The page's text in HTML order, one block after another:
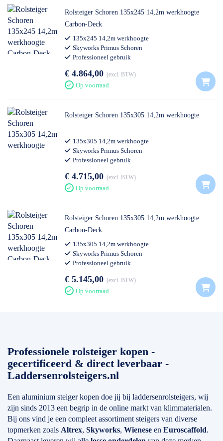
Rolsteiger Schoren 135x245 14,2m werkhoogte
Carbon-Deck
135x245 14,2m werkhoogte
Skyworks Primus Schoren
Professioneel gebruik
€ 4.864,00 excl. BTW
Op voorraad
Rolsteiger Schoren 135x305 14,2m werkhoogte
135x305 14,2m werkhoogte
Skyworks Primus Schoren
Professioneel gebruik
€ 4.715,00 excl. BTW
Op voorraad
Rolsteiger Schoren 135x305 14,2m werkhoogte
Carbon-Deck
135x305 14,2m werkhoogte
Skyworks Primus Schoren
Professioneel gebruik
€ 5.145,00 excl. BTW
Op voorraad
Professionele rolsteiger kopen -
gecertificeerd & direct leverbaar -
Laddersenrolsteigers.nl
Een aluminium steiger kopen doe jij bij laddersenrolsteigers, wij
zijn sinds 2013 een begrip in de online markt van klimmaterialen.
Bij ons vind je een compleet assortiment steigers van diverse
topmerken zoals Altrex, Skyworks, Wienese en Euroscaffold.